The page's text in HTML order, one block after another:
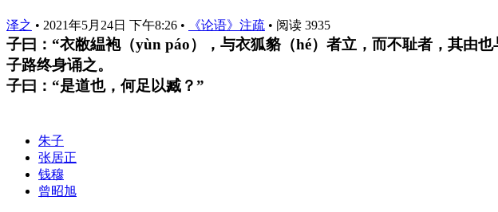
泽之 • 2021年5月24日 下午8:26 • 《论语》注疏 • 阅读 3935
子曰：“衣敝緼袍（yùn páo），与衣狐貉（hé）者立，而不耻者，其由
子路终身诵之。
子曰：“是道也，何足以臧？”
朱子
张居正
钱穆
曾昭旭